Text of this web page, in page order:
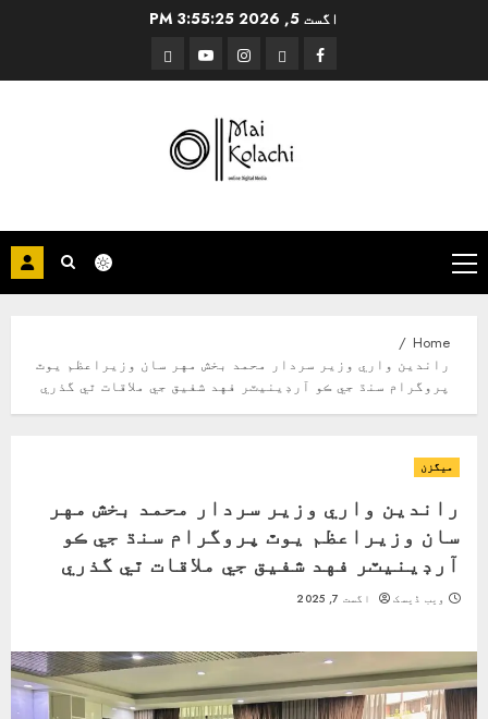
اگست 5, 2026 3:55:25 PM
Facebook
Instagram
YouTube
Threads
Primary
Menu
Home
راندين واري وزير سردار محمد بخش مهر سان وزيراعظم يوٿ
پروگرام سنڌ جي ڪو آرڊينيٽر فهد شفيق جي ملاقات ٿي گذري
ميگزن
راندين واري وزير سردار محمد بخش مهر
سان وزيراعظم يوٿ پروگرام سنڌ جي ڪو
آرڊينيٽر فهد شفيق جي ملاقات ٿي گذري
ویب ڈیسک اگست 7, 2025